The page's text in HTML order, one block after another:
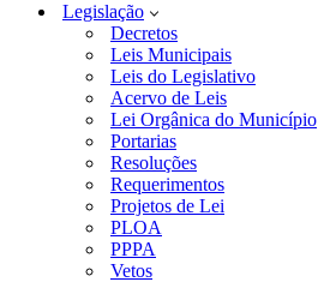
Legislação
Decretos
Leis Municipais
Leis do Legislativo
Acervo de Leis
Lei Orgânica do Município
Portarias
Resoluções
Requerimentos
Projetos de Lei
PLOA
PPPA
Vetos